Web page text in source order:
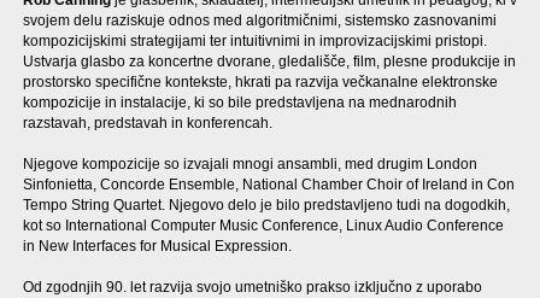
svojem delu raziskuje odnos med algoritmičnimi, sistemsko zasnovanimi
kompozicijskimi strategijami ter intuitivnimi in improvizacijskimi pristopi.
Ustvarja glasbo za koncertne dvorane, gledališče, film, plesne produkcije in
prostorsko specifične kontekste, hkrati pa razvija večkanalne elektronske
kompozicije in instalacije, ki so bile predstavljena na mednarodnih
razstavah, predstavah in konferencah.
Njegove kompozicije so izvajali mnogi ansambli, med drugim London
Sinfonietta, Concorde Ensemble, National Chamber Choir of Ireland in Con
Tempo String Quartet. Njegovo delo je bilo predstavljeno tudi na dogodkih,
kot so International Computer Music Conference, Linux Audio Conference
in New Interfaces for Musical Expression.
Od zgodnjih 90. let razvija svojo umetniško prakso izključno z uporabo